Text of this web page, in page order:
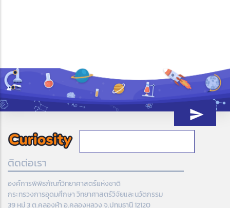
ติดต่อเรา
องค์การพิพิธภัณฑ์วิทยาศาสตร์แห่งชาติ
กระทรวงการอุดมศึกษา วิทยาศาสตร์วิจัยและนวัตกรรม
39 หมู่ 3 ต.คลองห้า อ.คลองหลวง จ.ปทุมธานี 12120